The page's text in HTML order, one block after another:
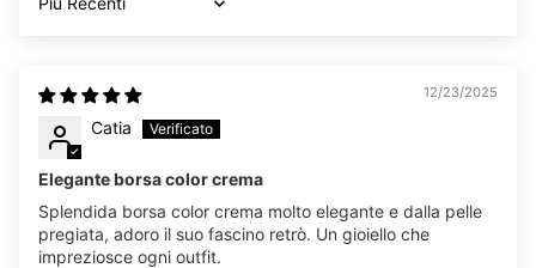
Sort by
12/23/2025
Catia
Elegante borsa color crema
Splendida borsa color crema molto elegante e dalla pelle
pregiata, adoro il suo fascino retrò. Un gioiello che
impreziosce ogni outfit.